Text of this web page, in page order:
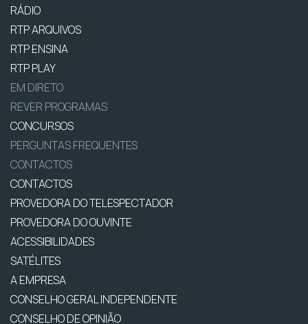
RÁDIO
RTP ARQUIVOS
RTP ENSINA
RTP PLAY
EM DIRETO
REVER PROGRAMAS
CONCURSOS
PERGUNTAS FREQUENTES
CONTACTOS
CONTACTOS
PROVEDORA DO TELESPECTADOR
PROVEDORA DO OUVINTE
ACESSIBILIDADES
SATÉLITES
A EMPRESA
CONSELHO GERAL INDEPENDENTE
CONSELHO DE OPINIÃO